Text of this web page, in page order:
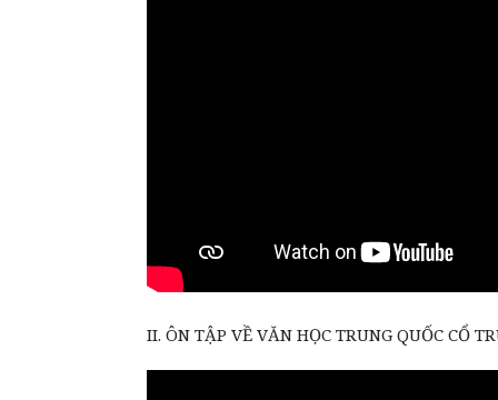
II. ÔN TẬP VỀ VĂN HỌC TRUNG QUỐC CỔ